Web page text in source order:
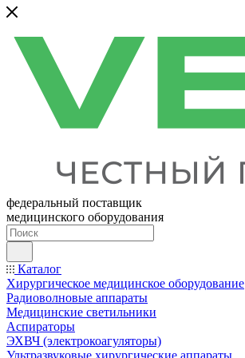
федеральный поставщик
медицинского оборудования
Каталог
Хирургическое медицинское оборудование
Радиоволновые аппараты
Медицинские светильники
Аспираторы
ЭХВЧ (электрокоагуляторы)
Ультразвуковые хирургические аппараты